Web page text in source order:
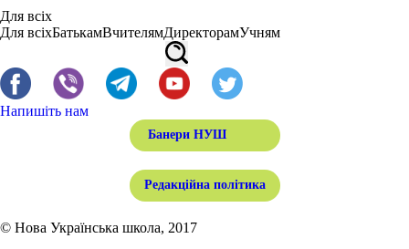
Для всіх
Для всіхБатькамВчителямДиректорамУчням
Напишіть нам
Банери НУШ
Редакційна політика
© Нова Українська школа, 2017